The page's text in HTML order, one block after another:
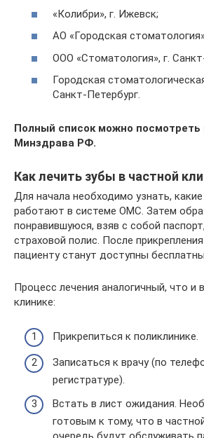
«Колибри», г. Ижевск;
АО «Городская
ООО «Стоматология», г.
Городская
Санкт-Петербург.
Полный список можно посмотреть
Минздрава РФ.
Как лечить зубы в частной
Для начала необходимо узнать,
работают в системе ОМС. Затем
понравившуюся, взяв с собой
страховой полис. После
пациенту станут доступны
Процесс лечения аналогичный, что и
клинике:
Прикрепиться к поликлинике.
Записаться к врачу (по
регистратуре).
Встать в лист ожидания.
готовым к тому, что в